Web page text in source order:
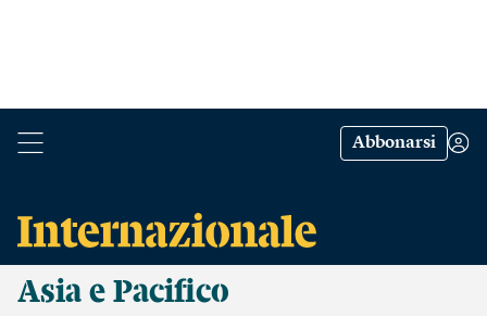
Abbonarsi
Asia e Pacifico